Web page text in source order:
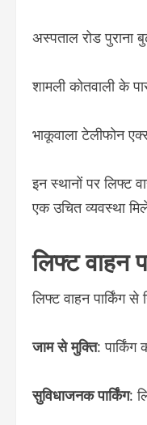
अस्पताल रोड पुराना
शामली कोतवाली के
भाकूवाला टेलीफोन
इन स्थानों पर लिफ्ट
एक उचित व्यवस्था
लिफ्ट वाहन
लिफ्ट वाहन पार्किंग
जाम से मुक्ति:
सुविधाजनक पार्किंग: